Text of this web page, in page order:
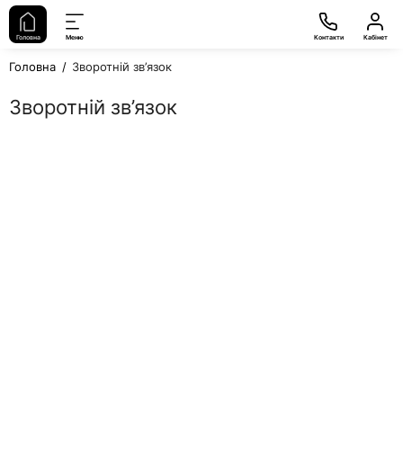
Головна Меню Контакти Кабінет
Головна Зворотній зв’язок
Зворотній зв’язок